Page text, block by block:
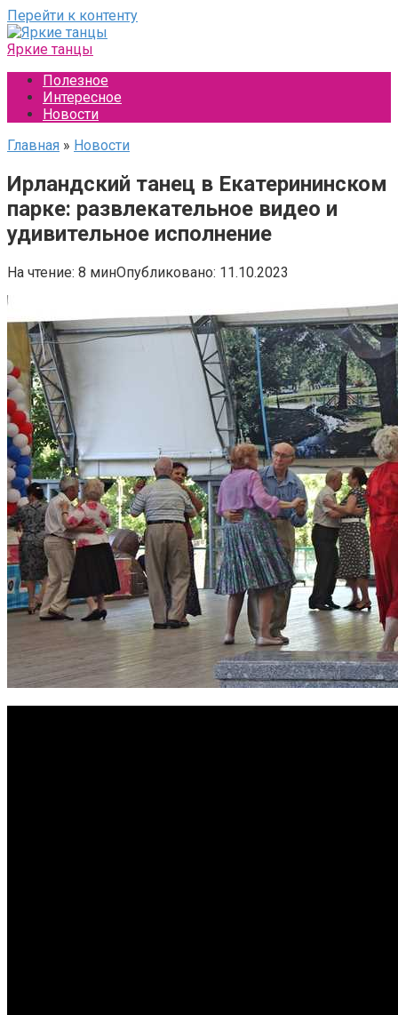
Перейти к контенту
Яркие танцы
Полезное
Интересное
Новости
Главная » Новости
Ирландский танец в Екатерининском
парке: развлекательное видео и
удивительное исполнение
На чтение: 8 минОпубликовано: 11.10.2023